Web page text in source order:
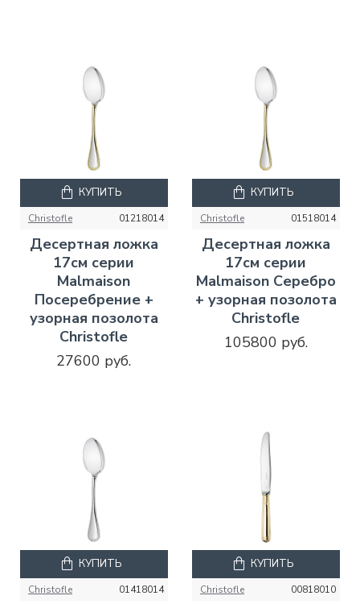
Christofle 01218014
Десертная ложка
17см серии
Malmaison
Посеребрение +
узорная позолота
Christofle
27600 руб.
КУПИТЬ
Christofle 01518014
Десертная ложка
17см серии
Malmaison Серебро
+ узорная позолота
Christofle
105800 руб.
КУПИТЬ
Christofle 01418014
КУПИТЬ
Christofle 00818010
КУПИТЬ